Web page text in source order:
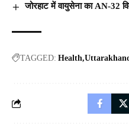
जोरहाट में वायुसेना का AN-32
TAGGED: Health Uttarakhand